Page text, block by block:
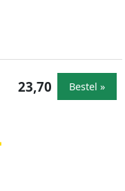
23,70 Bestel »